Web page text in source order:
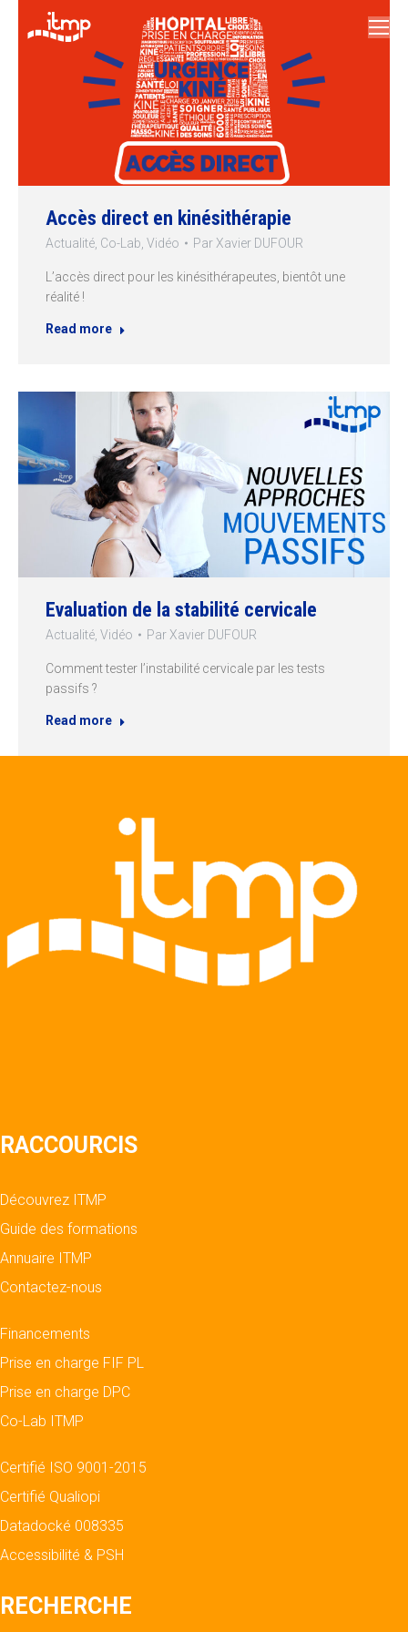
Accès direct en kinésithérapie
Actualité Co-Lab Vidéo Par Xavier DUFOUR
L’accès direct pour les kinésithérapeutes, bientôt une
réalité !
Read more
Evaluation de la stabilité cervicale
Actualité Vidéo Par Xavier DUFOUR
Comment tester l’instabilité cervicale par les tests
passifs ?
Read more
RACCOURCIS
Découvrez ITMP
Guide des formations
Annuaire ITMP
Contactez-nous
Financements
Prise en charge FIF PL
Prise en charge DPC
Co-Lab ITMP
Certifié ISO 9001-2015
Certifié Qualiopi
Datadocké 008335
Accessibilité & PSH
RECHERCHE